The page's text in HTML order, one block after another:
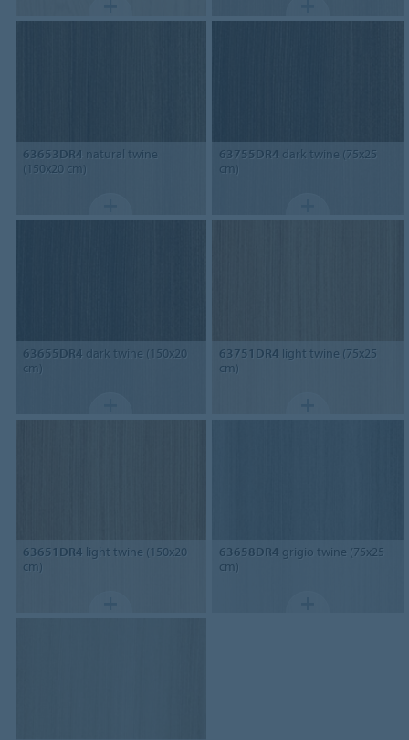
63653DR4 natural twine
(150x20 cm)
63755DR4 dark twine (75x25
cm)
63655DR4 dark twine (150x20
cm)
63751DR4 light twine (75x25
cm)
63651DR4 light twine (150x20
cm)
63658DR4 grigio twine (75x25
cm)